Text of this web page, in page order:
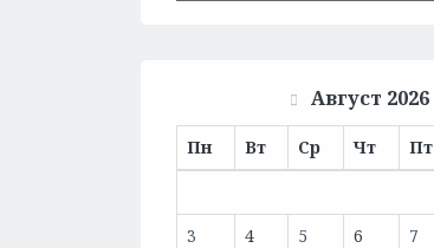
Август 2026
Пн Вт Ср Чт Пт
3
4 5 6 7